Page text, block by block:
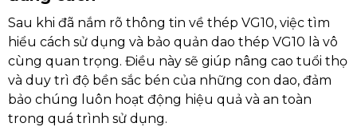
Sau khi đã nắm rõ thông tin về thép VG10, việc tìm
hiểu cách sử dụng và bảo quản dao thép VG10 là vô
cùng quan trọng. Điều này sẽ giúp nâng cao tuổi thọ
và duy trì độ bền sắc bén của những con dao, đảm
bảo chúng luôn hoạt động hiệu quả và an toàn
trong quá trình sử dụng.